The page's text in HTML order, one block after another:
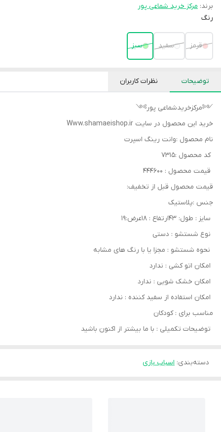
برند: مرکز خرید شماعی پور
رنگ
قرمز سفید سبز
توضیحات نظرات کاربران
༺مرکزخریدشماعی پور༻
خرید این محصول در سایت Www.shamaeishop.ir
نام محصول :وانت رینگ اسپرت
کد محصول :۷۳۱۵
قیمت محصول : ۴۴۴۶۰۰
قیمت محصول قبل از تخفیف:
جنس :پلاستیک
سایز : طول: ۴۳ارتفاع : ۱۸عرض:۱۹
نوع شستشو : دستی
نحوه شستشو : مجزا یا با رنگ های مشابه
امکان اتو کشی : ندارد
امکان خشک‌ شویی : ندارد
امکان استفاده از سفید کننده : ندارد
مناسب برای : کودکان
توضیحات تکمیلی : با ما بیشتر از اکنون باشید
دسته‌بندی: اسباب بازی